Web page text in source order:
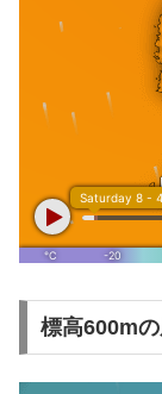
標高600m